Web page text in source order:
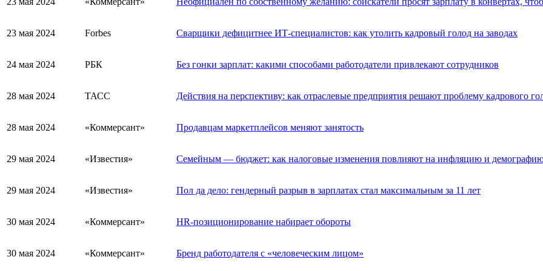
23 мая 2024 Forbes Сварщики дефицитнее ИТ-специалистов: как утолить кадровый голод на заводах
24 мая 2024 РБК Без гонки зарплат: какими способами работодатели привлекают сотрудников
28 мая 2024 ТАСС Действия на перспективу: как отраслевые предприятия решают проблему кадрового
28 мая 2024 «Коммерсант» Продавцам маркетплейсов меняют занятость
29 мая 2024 «Известия» Семейным — бюджет: как налоговые изменения повлияют на инфляцию и
29 мая 2024 «Известия» Пол да дело: гендерный разрыв в зарплатах стал максимальным за 11 лет
30 мая 2024 «Коммерсант» HR-позиционирование набирает обороты
30 мая 2024 «Коммерсант» Бренд работодателя с «человеческим лицом»